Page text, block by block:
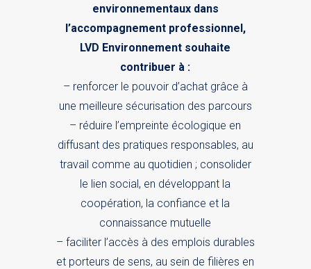
environnementaux dans
l’accompagnement professionnel,
LVD Environnement souhaite
contribuer à :
– renforcer le pouvoir d’achat grâce à
une meilleure sécurisation des parcours
– réduire l’empreinte écologique en
diffusant des pratiques responsables, au
travail comme au quotidien ; consolider
le lien social, en développant la
coopération, la confiance et la
connaissance mutuelle
– faciliter l’accès à des emplois durables
et porteurs de sens, au sein de filières en